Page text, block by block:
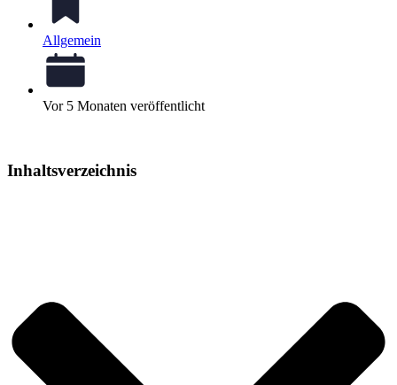
Allgemein
Vor 5 Monaten veröffentlicht
Inhaltsverzeichnis